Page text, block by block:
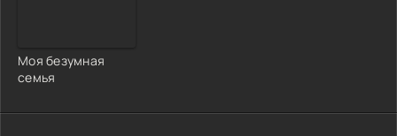
Моя безумная
семья